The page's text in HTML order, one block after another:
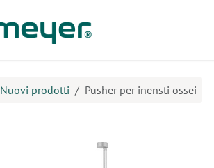
Nuovi prodotti Pusher per inensti ossei